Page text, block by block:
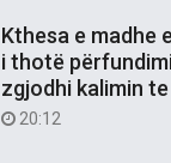
Kthesa e madhe
i thotë
zgjodhi kalimin
20:12